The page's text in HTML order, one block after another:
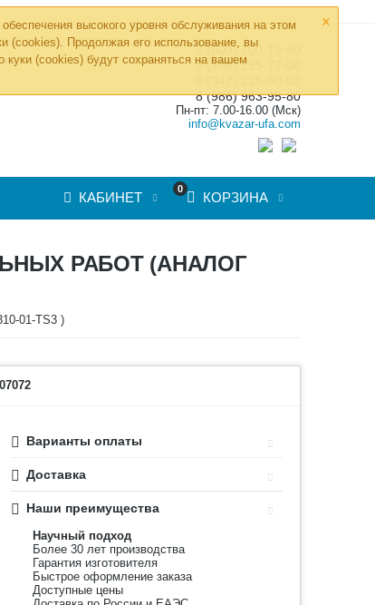
×
высокого уровня обслуживания на этом
(cookies). Продолжая его использование, вы
куки (cookies) будут сохраняться на вашем
»
8 (800) 700-19-50
8 (495) 255-77-08
8 (986) 963-95-80
Пн-пт: 7.00-16.00 (Мск)
info@kvazar-ufa.com
0
КОРЗИНА
КАБИНЕТ
РАБОТ (АНАЛОГ
01-TS3 )
07072
Варианты оплаты
Доставка
Наши преимущества
Научный подход
Более 30 лет производства
Гарантия изготовителя
Быстрое оформление заказа
Доступные цены